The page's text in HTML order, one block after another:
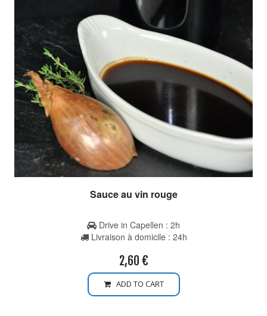
Sauce au vin rouge
Drive in Capellen : 2h
Livraison à domicile : 24h
2,60 €
ADD TO CART